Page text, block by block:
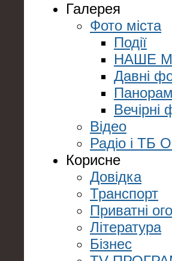
Галерея
Фото міста
Події
НАШЕ
Давні
Вечірні
Відео
Радіо і ТБ
Корисне
Довідка
Транспорт
Приватні
Література
Бізнес